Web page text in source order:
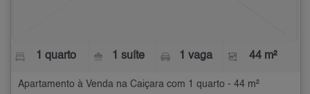
1 quarto 1 suíte 1 vaga 44 m²
Apartamento à Venda na Caiçara com 1 quarto - 44 m²